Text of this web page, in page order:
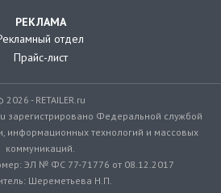
РЕКЛАМА
отдел
Прайс-лист
2026 - RETAILER.ru
зарегистрировано Федеральной службой
информационных технологий и массовых
коммуникаций.
ЭЛ № ФС 77-71776 от 08.12.2017
Шереметьева Н.П.